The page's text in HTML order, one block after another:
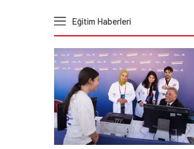
Eğitim Haberleri